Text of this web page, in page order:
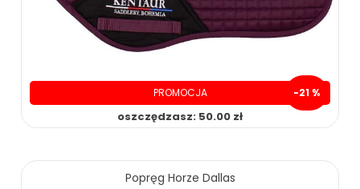
PROMOCJA -21 %
oszczędzasz: 50.00 zł
Popręg Horze Dallas